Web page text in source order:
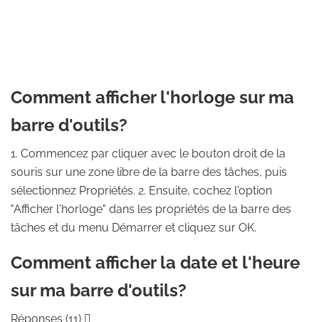
Comment afficher l'horloge sur ma
barre d'outils?
1. Commencez par cliquer avec le bouton droit de la
souris sur une zone libre de la barre des tâches, puis
sélectionnez Propriétés. 2. Ensuite, cochez l'option
"Afficher l'horloge" dans les propriétés de la barre des
tâches et du menu Démarrer et cliquez sur OK.
Comment afficher la date et l'heure
sur ma barre d'outils?
Réponses (11) 